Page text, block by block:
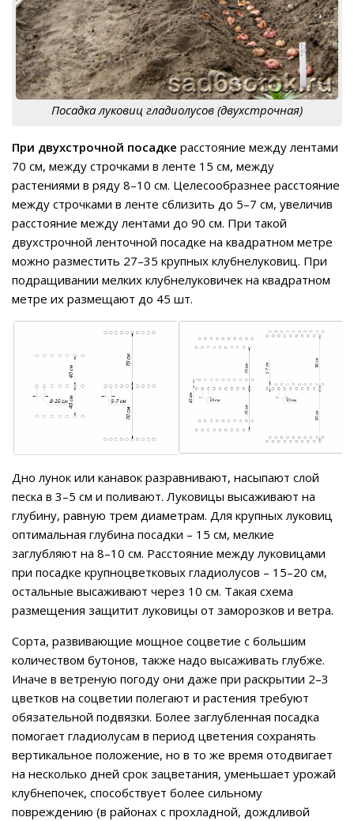
Посадка луковиц гладиолусов (двухстрочная)
При двухстрочной посадке расстояние между лентами
70 см, между строчками в ленте 15 см, между
растениями в ряду 8–10 см. Целесообразнее расстояние
между строчками в ленте сблизить до 5–7 см, увеличив
расстояние между лентами до 90 см. При такой
двухстрочной ленточной посадке на квадратном метре
можно разместить 27–35 крупных клубнелуковиц. При
подращивании мелких клубнелуковичек на квадратном
метре их размещают до 45 шт.
Дно лунок или канавок разравнивают, насыпают слой
песка в 3–5 см и поливают. Луковицы высаживают на
глубину, равную трем диаметрам. Для крупных луковиц
оптимальная глубина посадки – 15 см, мелкие
заглубляют на 8–10 см. Расстояние между луковицами
при посадке крупноцветковых гладиолусов – 15–20 см,
остальные высаживают через 10 см. Такая схема
размещения защитит луковицы от заморозков и ветра.
Сорта, развивающие мощное соцветие с большим
количеством бутонов, также надо высаживать глубже.
Иначе в ветреную погоду они даже при раскрытии 2–3
цветков на соцветии полегают и растения требуют
обязательной подвязки. Более заглубленная посадка
помогает гладиолусам в период цветения сохранять
вертикальное положение, но в то же время отодвигает
на несколько дней срок зацветания, уменьшает урожай
клубнепочек, способствует более сильному
повреждению (в районах с прохладной, дождливой